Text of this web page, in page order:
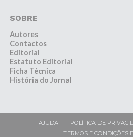
SOBRE
Autores
Contactos
Editorial
Estatuto Editorial
Ficha Técnica
História do Jornal
AJUDA
POLÍTICA DE
TERMOS E CONDIÇÕES